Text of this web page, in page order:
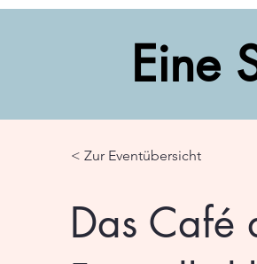
Eine
< Zur Eventübersicht
Das Café